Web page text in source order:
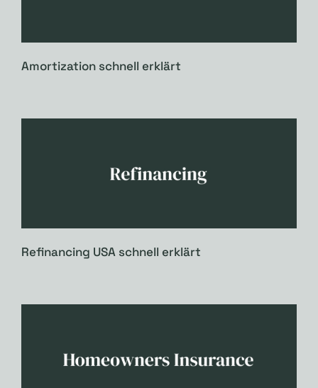
Amortization schnell erklärt
Refinancing USA schnell erklärt